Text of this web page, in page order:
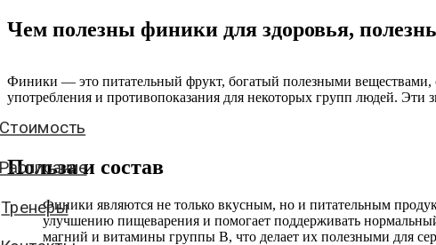
Тренеры
Контакты
8 (800) 550-73-76
Чем полезны финики для здоровья,
Финики — это питательный фрукт, богатый полезными веществами,
употребления и противопоказания для некоторых групп людей.
Польза и состав
Финики являются не только вкусным, но и питательным
улучшению пищеварения и помогает поддерживать
магний и витамины группы B, что делает их полезными для